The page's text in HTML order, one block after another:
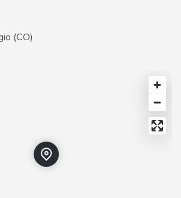
(CO)